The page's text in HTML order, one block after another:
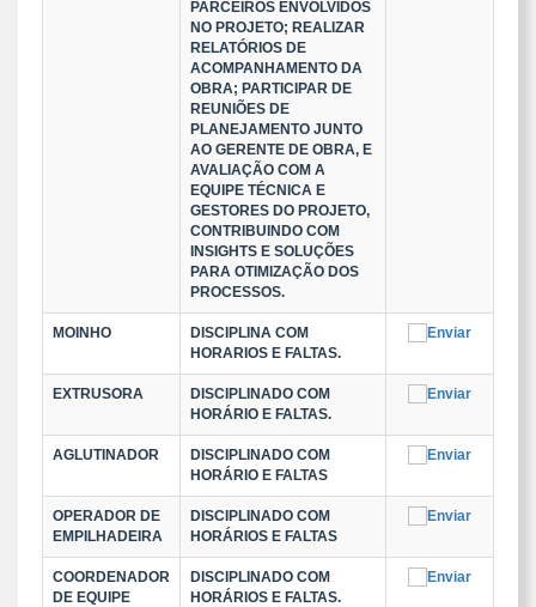
PARCEIROS ENVOLVIDOS
NO PROJETO; REALIZAR
RELATÓRIOS DE
ACOMPANHAMENTO DA
OBRA; PARTICIPAR DE
REUNIÕES DE
PLANEJAMENTO JUNTO
AO GERENTE DE OBRA, E
AVALIAÇÃO COM A
EQUIPE TÉCNICA E
GESTORES DO PROJETO,
CONTRIBUINDO COM
INSIGHTS E SOLUÇÕES
PARA OTIMIZAÇÃO DOS
PROCESSOS.
MOINHO
DISCIPLINA COM
HORARIOS E FALTAS.
EXTRUSORA
DISCIPLINADO COM
HORÁRIO E FALTAS.
AGLUTINADOR
DISCIPLINADO COM
HORÁRIO E FALTAS
OPERADOR DE
EMPILHADEIRA
DISCIPLINADO COM
HORÁRIOS E FALTAS
COORDENADOR
DE EQUIPE
DISCIPLINADO COM
HORÁRIOS E FALTAS.